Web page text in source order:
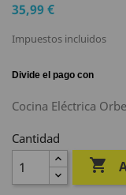
35,99 €
Impuestos incluidos
Cocina Eléctrica
Cantidad
